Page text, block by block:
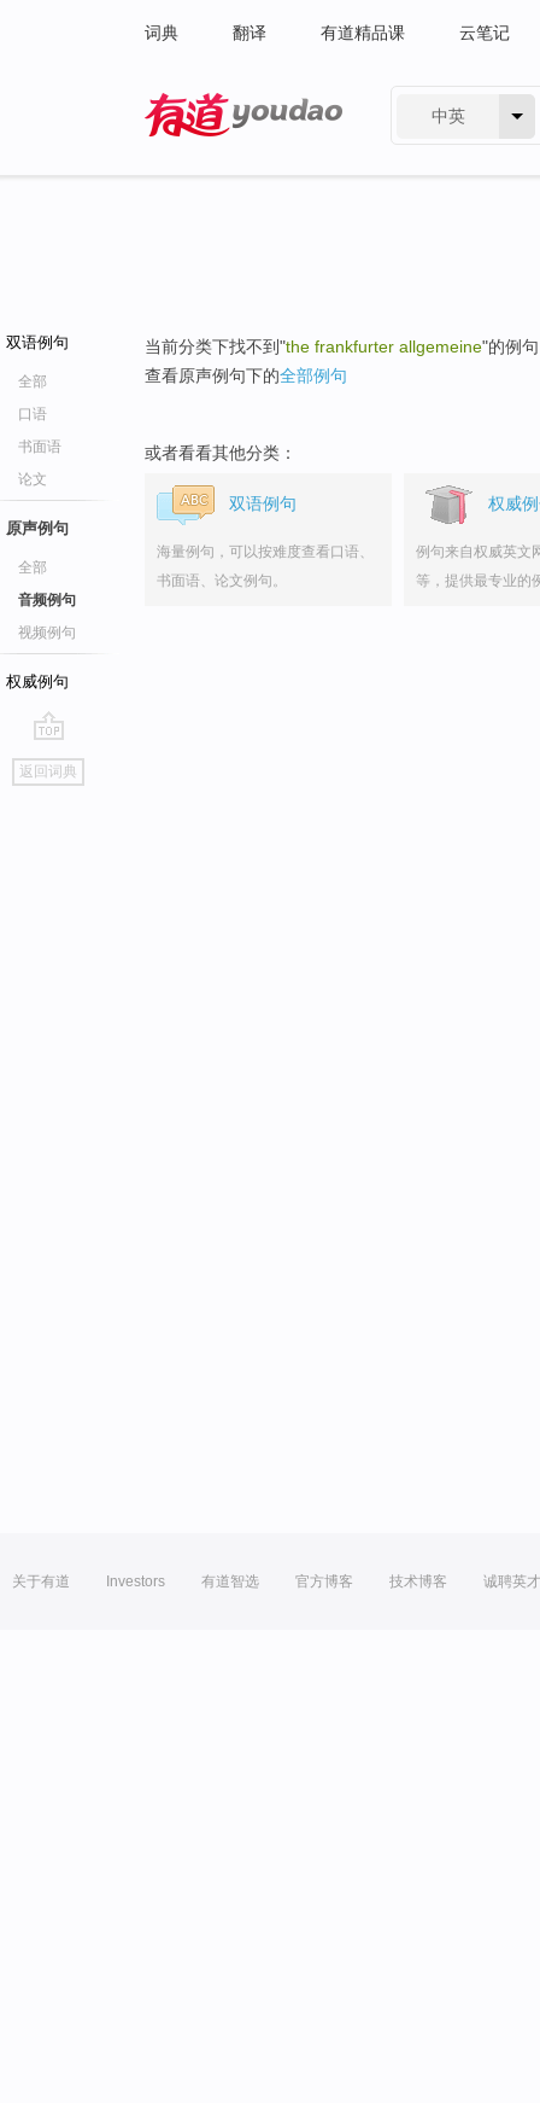
词典 翻译 有道精品课 云笔记
中英
双语例句
全部
口语
书面语
论文
原声例句
全部
音频例句
视频例句
权威例句
go
top
返回词典
当前分类下找不到"the frankfurter allgemeine"的例
查看原声例句下的全部例句
或者看看其他分类：
双语例句
海量例句，可以按难度查看口语、
书面语、论文例句。
权威
例句来自权威英文
等，提供最专业的
关于有道 Investors 有道智选 官方博客 技术博客 诚聘英才